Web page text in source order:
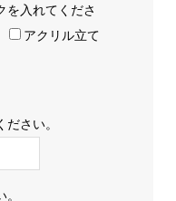
入れてくださ
アクリル立て
ださい。
。